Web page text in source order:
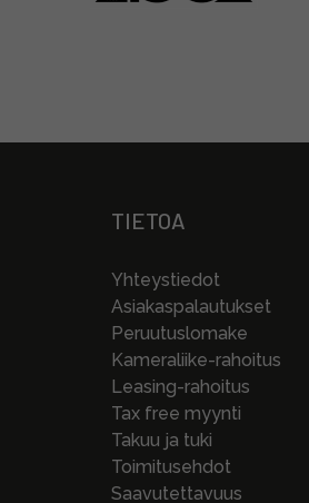
TIETOA
Yhteystiedot
Asiakaspalautukset
Peruutuslomake
Kameraliike-rahoitus
Leasing-rahoitus
Tax free myynti
Takuu ja tuki
Toimitusehdot
Saavutettavuus